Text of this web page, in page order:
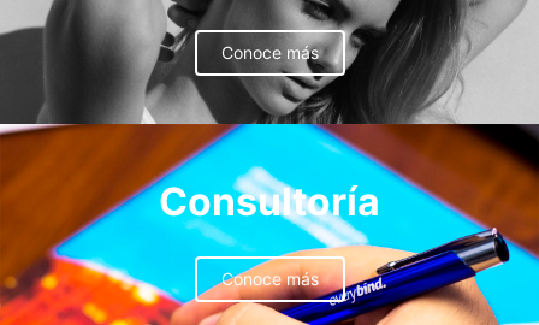
Conoce más
Consultoría
Conoce más